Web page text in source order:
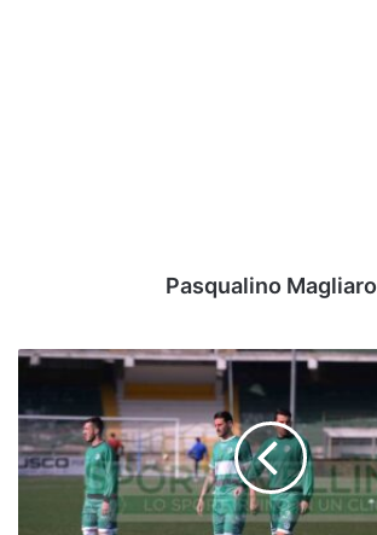
Pasqualino Magliaro
Us
il
punto
della
situazione:
riprendono